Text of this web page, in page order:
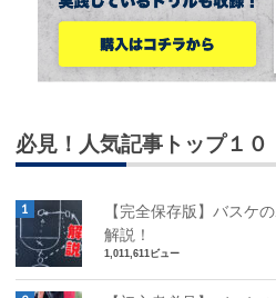
必見！人気記事トップ１０
【完全保存版】バスケ
解説！
1,011,611ビュー